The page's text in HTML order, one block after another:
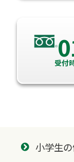
受付
小学生